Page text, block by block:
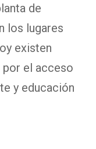
de
los lugares
existen
el acceso
y educación